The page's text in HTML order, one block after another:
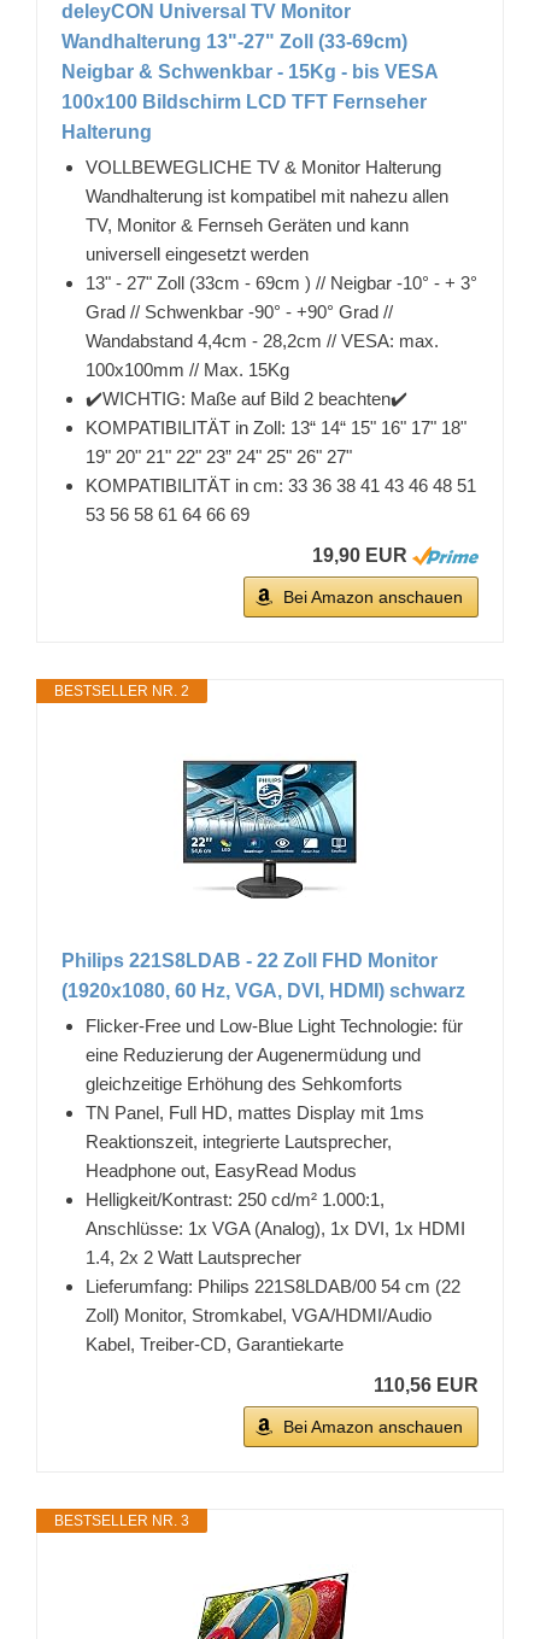
deleyCON Universal TV Monitor
Wandhalterung 13"-27" Zoll (33-69cm)
Neigbar & Schwenkbar - 15Kg - bis VESA
100x100 Bildschirm LCD TFT Fernseher
Halterung
VOLLBEWEGLICHE TV & Monitor Halterung
Wandhalterung ist kompatibel mit nahezu allen
TV, Monitor & Fernseh Geräten und kann
universell eingesetzt werden
13" - 27" Zoll (33cm - 69cm ) // Neigbar -10° - + 3°
Grad // Schwenkbar -90° - +90° Grad //
Wandabstand 4,4cm - 28,2cm // VESA: max.
100x100mm // Max. 15Kg
✔️WICHTIG: Maße auf Bild 2 beachten✔️
KOMPATIBILITÄT in Zoll: 13“ 14“ 15" 16" 17" 18"
19" 20" 21" 22" 23” 24" 25" 26" 27"
KOMPATIBILITÄT in cm: 33 36 38 41 43 46 48 51
53 56 58 61 64 66 69
19,90 EUR
Bei Amazon anschauen
BESTSELLER NR. 2
Philips 221S8LDAB - 22 Zoll FHD Monitor
(1920x1080, 60 Hz, VGA, DVI, HDMI) schwarz
Flicker-Free und Low-Blue Light Technologie: für
eine Reduzierung der Augenermüdung und
gleichzeitige Erhöhung des Sehkomforts
TN Panel, Full HD, mattes Display mit 1ms
Reaktionszeit, integrierte Lautsprecher,
Headphone out, EasyRead Modus
Helligkeit/Kontrast: 250 cd/m² 1.000:1,
Anschlüsse: 1x VGA (Analog), 1x DVI, 1x HDMI
1.4, 2x 2 Watt Lautsprecher
Lieferumfang: Philips 221S8LDAB/00 54 cm (22
Zoll) Monitor, Stromkabel, VGA/HDMI/Audio
Kabel, Treiber-CD, Garantiekarte
110,56 EUR
Bei Amazon anschauen
BESTSELLER NR. 3